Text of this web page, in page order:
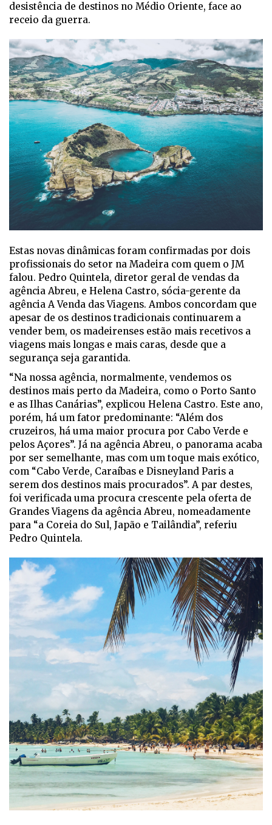
desistência de destinos no Médio Oriente, face ao
receio da guerra.
Estas novas dinâmicas foram confirmadas por dois
profissionais do setor na Madeira com quem o JM
falou. Pedro Quintela, diretor geral de vendas da
agência Abreu, e Helena Castro, sócia-gerente da
agência A Venda das Viagens. Ambos concordam que
apesar de os destinos tradicionais continuarem a
vender bem, os madeirenses estão mais recetivos a
viagens mais longas e mais caras, desde que a
segurança seja garantida.
“Na nossa agência, normalmente, vendemos os
destinos mais perto da Madeira, como o Porto Santo
e as Ilhas Canárias”, explicou Helena Castro. Este ano,
porém, há um fator predominante: “Além dos
cruzeiros, há uma maior procura por Cabo Verde e
pelos Açores”. Já na agência Abreu, o panorama acaba
por ser semelhante, mas com um toque mais exótico,
com “Cabo Verde, Caraíbas e Disneyland Paris a
serem dos destinos mais procurados”. A par destes,
foi verificada uma procura crescente pela oferta de
Grandes Viagens da agência Abreu, nomeadamente
para “a Coreia do Sul, Japão e Tailândia”, referiu
Pedro Quintela.